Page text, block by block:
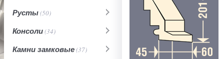
Русты(50)
Консоли(34)
Камни замковые(37)